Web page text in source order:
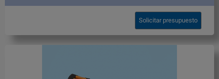
Solicitar presupuesto